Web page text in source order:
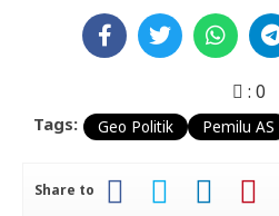
: 0
Tags: Geo Politik Pemilu AS
Share to